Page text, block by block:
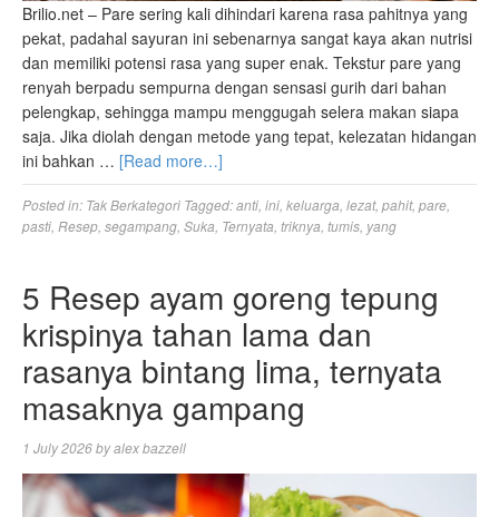
Brilio.net – Pare sering kali dihindari karena rasa pahitnya yang
pekat, padahal sayuran ini sebenarnya sangat kaya akan nutrisi
dan memiliki potensi rasa yang super enak. Tekstur pare yang
renyah berpadu sempurna dengan sensasi gurih dari bahan
pelengkap, sehingga mampu menggugah selera makan siapa
saja. Jika diolah dengan metode yang tepat, kelezatan hidangan
ini bahkan … [Read more…]
Posted in: Tak Berkategori Tagged:anti ini keluarga lezat, pahit, pare
pasti Resep segampang Suka Ternyata triknya tumis yang
5 Resep ayam goreng tepung
krispinya tahan lama dan
rasanya bintang lima, ternyata
masaknya gampang
1 July 2026byalex bazzell